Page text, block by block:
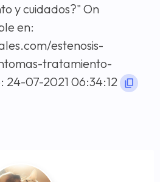
y cuidados?" On
en:
estenosis-
tratamiento-
24-07-2021 06:34:12